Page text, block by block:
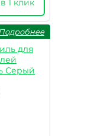
1 клик
для
Серый